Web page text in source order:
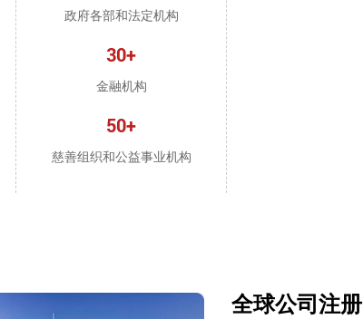
政府各部和法定机构
30+
金融机构
50+
慈善组织和公益事业机构
全球公司注册